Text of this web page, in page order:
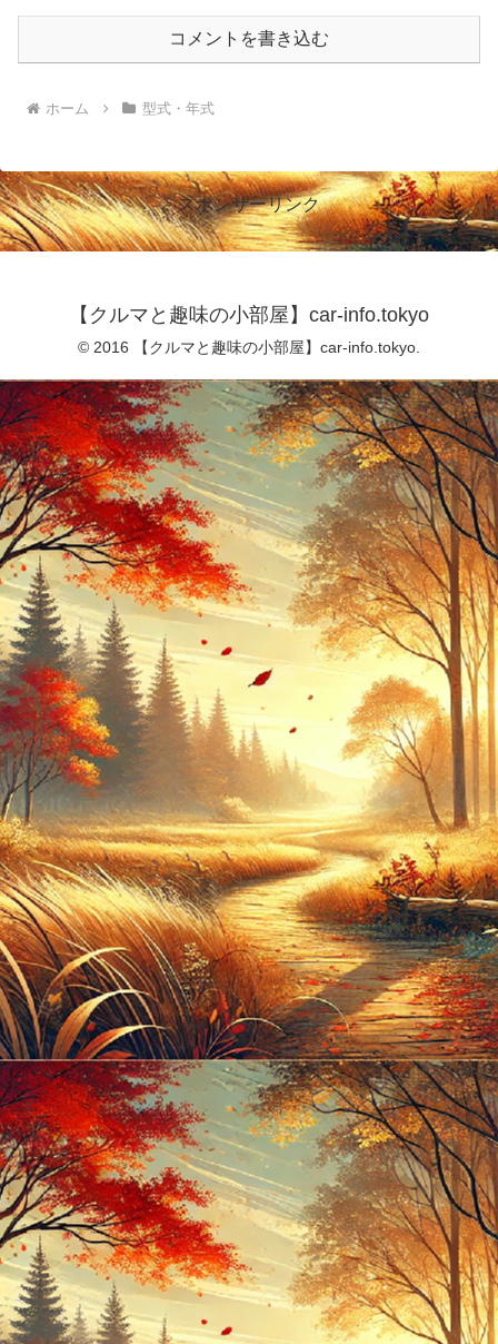
コメントを書き込む
ホーム 型式・年式
スポンサーリンク
【クルマと趣味の小部屋】car-info.tokyo
© 2016 【クルマと趣味の小部屋】car-info.tokyo.